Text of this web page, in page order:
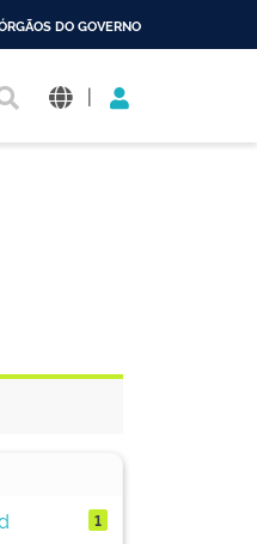
DO GOVERNO
|
1